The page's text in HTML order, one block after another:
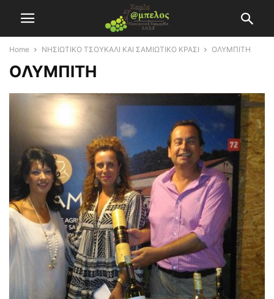
Home ΝΗΣΙΩΤΙΚΟ ΤΣΟΥΚΑΛΙ ΚΑΙ ΣΑΜΙΩΤΙΚΟ ΚΡΑΣΙ OΛΥΜΠΙΤΗ
OΛΥΜΠΙΤΗ